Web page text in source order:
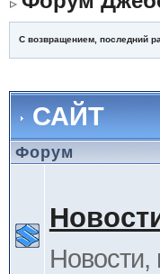
С возвращением, последний
САЙТ
Форум
Новости,